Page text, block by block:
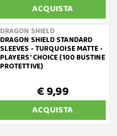
ACQUISTA
DRAGON SHIELD
DRAGON SHIELD STANDARD
SLEEVES - TURQUOISE MATTE -
PLAYERS' CHOICE (100 BUSTINE
PROTETTIVE)
€ 9,99
ACQUISTA